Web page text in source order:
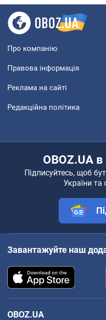
Про компанію
Правова інформація
Реклама на сайті
Редакційна політика
OBOZ.UA
Підписуйтесь, щоб
України та
Завантажуйте наш
OBOZ.UA